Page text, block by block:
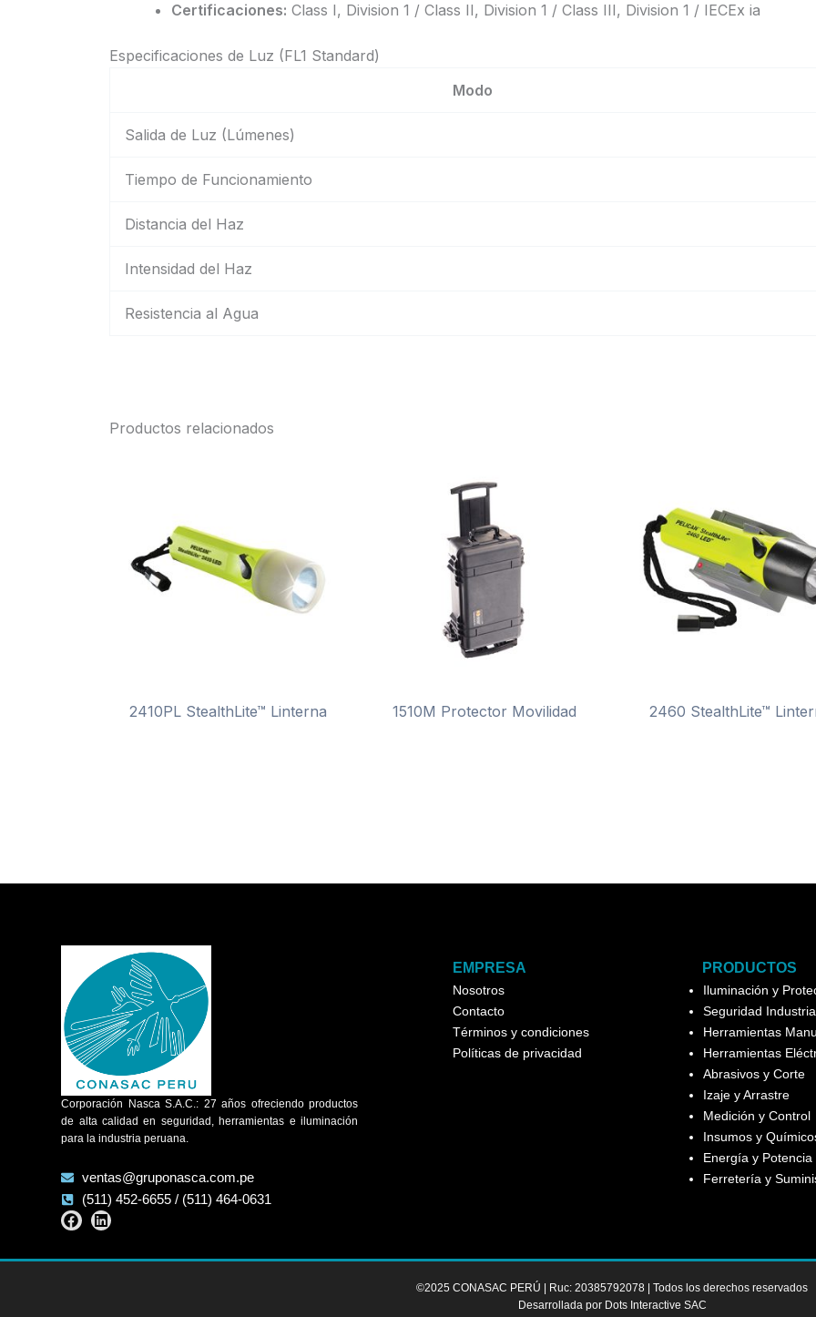
Certificaciones: Class I, Division 1 / Class II, Division 1 / Class III, Division 1 / IECEx ia
Especificaciones de Luz (FL1 Standard)
Modo
Salida de Luz (Lúmenes)
Tiempo de Funcionamiento
Distancia del Haz
Intensidad del Haz
Resistencia al Agua
Productos relacionados
2410PL StealthLite™ Linterna 1510M Protector Movilidad 2460 StealthLite™
Corporación Nasca S.A.C.: 27 años ofreciendo productos
de alta calidad en seguridad, herramientas e iluminación
para la industria peruana.
ventas@gruponasca.com.pe
(511) 452-6655 / (511) 464-0631
Facebook
Linkedin
EMPRESA
Nosotros
Contacto
Términos y condiciones
Políticas de privacidad
PRODUCTOS
Iluminación y
Seguridad
Herramientas
Herramientas
Abrasivos y Corte
Izaje y Arrastre
Medición y Control
Insumos y
Energía y Potencia
Ferretería y
©2025 CONASAC PERÚ | Ruc: 20385792078 | Todos los derechos reservados
Desarrollada por Dots Interactive SAC